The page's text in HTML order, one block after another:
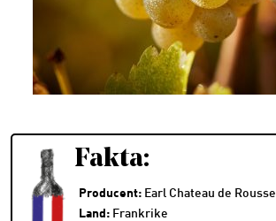
Fakta:
Producent: Earl Chateau de Rousse
Land: Frankrike